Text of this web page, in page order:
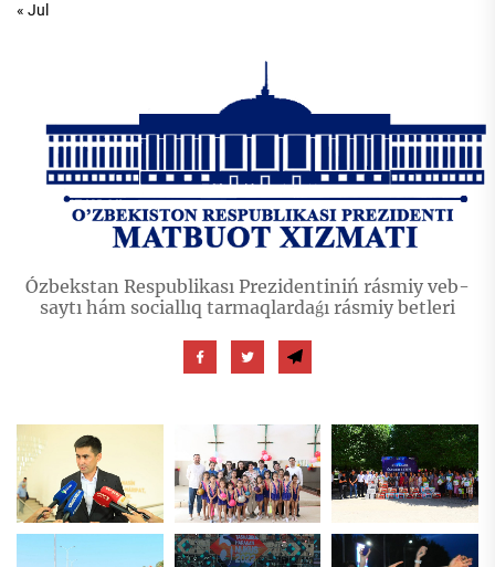
« Jul
Ózbekstan Respublikası Prezidentiniń rásmiy veb-
saytı hám sociallıq tarmaqlardaǵı rásmiy betleri